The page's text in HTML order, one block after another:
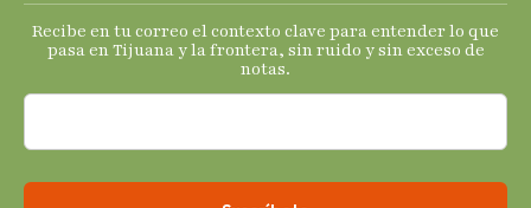
s
económicos.
Recibe en tu correo el contexto clave para entender lo que
pasa en Tijuana y la frontera, sin ruido y sin exceso de
notas.